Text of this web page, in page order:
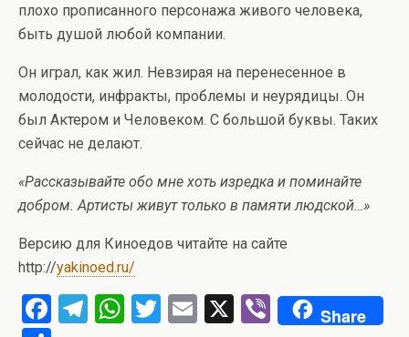
плохо прописанного персонажа живого человека,
быть душой любой компании.
Он играл, как жил. Невзирая на перенесенное в
молодости, инфракты, проблемы и неурядицы. Он
был Актером и Человеком. С большой буквы. Таких
сейчас не делают.
«Рассказывайте обо мне хоть изредка и поминайте
добром. Артисты живут только в памяти людской…»
Версию для Киноедов читайте на сайте
http://yakinoed.ru/
F
T
W T
E
X
Vi
Share